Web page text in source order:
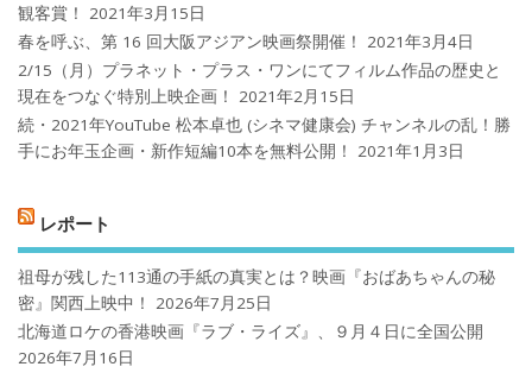
観客賞！
2021年3月15日
春を呼ぶ、第 16 回大阪アジアン映画祭開催！
2021年3月4日
2/15（月）プラネット・プラス・ワンにてフィルム作品の歴史と
現在をつなぐ特別上映企画！
2021年2月15日
続・2021年YouTube 松本卓也 (シネマ健康会) チャンネルの乱！勝
手にお年玉企画・新作短編10本を無料公開！
2021年1月3日
レポート
祖母が残した113通の手紙の真実とは？映画『おばあちゃんの秘
密』関西上映中！
2026年7月25日
北海道ロケの香港映画『ラブ・ライズ』、９月４日に全国公開
2026年7月16日